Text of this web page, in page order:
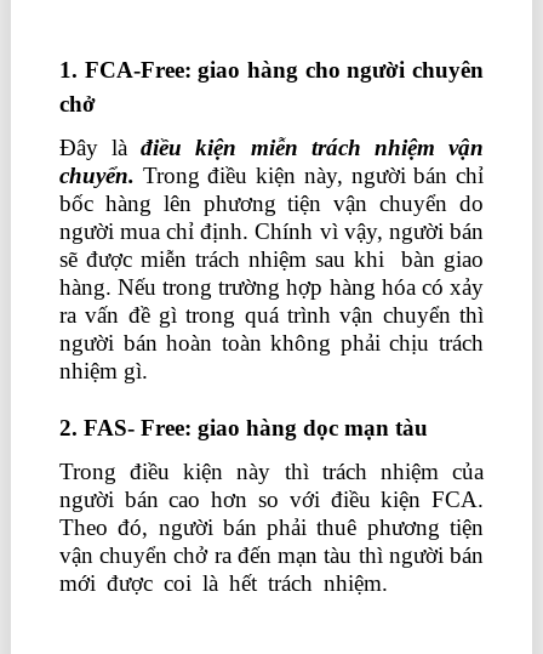
1. FCA-Free: giao hàng cho người chuyên
chở
Đây làđiều kiện miễn trách nhiệm vận
chuyển. Trong điều kiện này, người bán chỉ
bốc hàng lên phương tiện vận chuyển do
người mua chỉ định. Chính vì vậy, người bán
sẽ được miễn trách nhiệm sau khi bàn giao
hàng. Nếu trong trường hợp hàng hóa có xảy
ra vấn đề gì trong quá trình vận chuyển thì
người bán hoàn toàn không phải chịu trách
nhiệm gì.
2. FAS- Free: giao hàng dọc mạn tàu
Trong điều kiện này thì trách nhiệm của
người bán cao hơn so với điều kiện FCA.
Theo đó, người bán phải thuê phương tiện
vận chuyển chở ra đến mạn tàu thì người bán
mới được coi là hết trách nhiệm.